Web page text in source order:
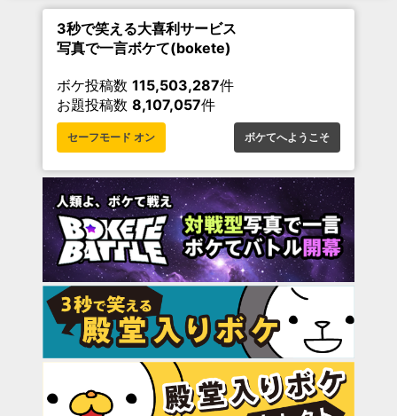
3秒で笑える大喜利サービス
写真で一言ボケて(bokete)
ボケ投稿数 115,503,287件
お題投稿数 8,107,057件
セーフモード オン ボケてへようこそ